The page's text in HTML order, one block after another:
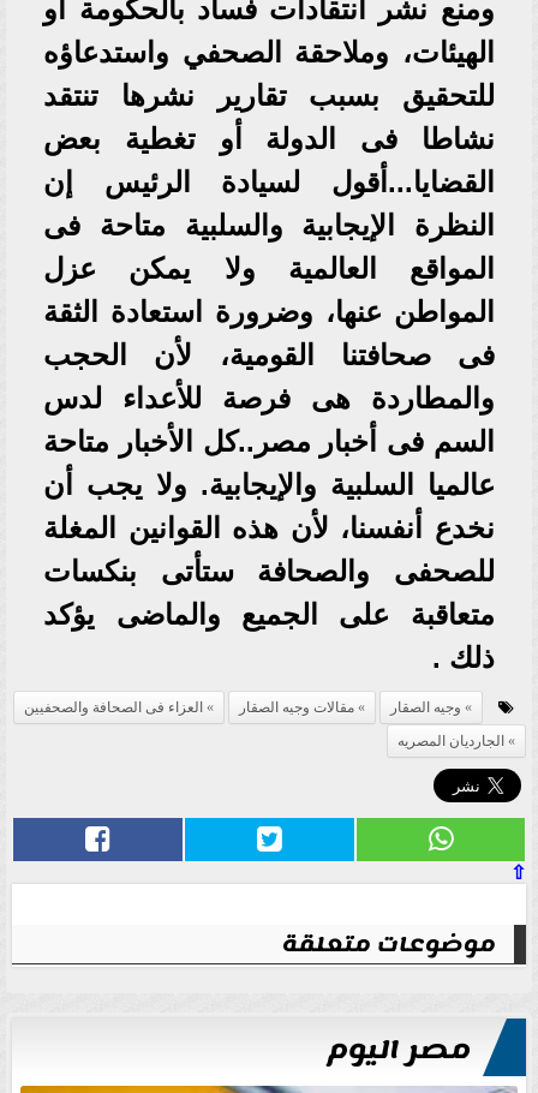
ومنع نشر انتقادات فساد بالحكومة أو
الهيئات، وملاحقة الصحفي واستدعاؤه
للتحقيق بسبب تقارير نشرها تنتقد
نشاطا فى الدولة أو تغطية بعض
القضايا...أقول لسيادة الرئيس إن
النظرة الإيجابية والسلبية متاحة فى
المواقع العالمية ولا يمكن عزل
المواطن عنها، وضرورة استعادة الثقة
فى صحافتنا القومية، لأن الحجب
والمطاردة هى فرصة للأعداء لدس
السم فى أخبار مصر..كل الأخبار متاحة
عالميا السلبية والإيجابية. ولا يجب أن
نخدع أنفسنا، لأن هذه القوانين المغلة
للصحفى والصحافة ستأتى بنكسات
متعاقبة على الجميع والماضى يؤكد
ذلك .
وجيه الصقار مقالات وجيه الصقار
العزاء فى الصحافة والصحفيين
الجارديان المصريه
⇧
موضوعات متعلقة
مصر اليوم